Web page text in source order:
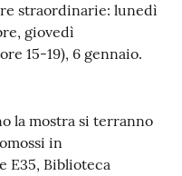
straordinarie: lunedì
giovedì
15-19), 6 gennaio.
la mostra si terranno
in
E35, Biblioteca